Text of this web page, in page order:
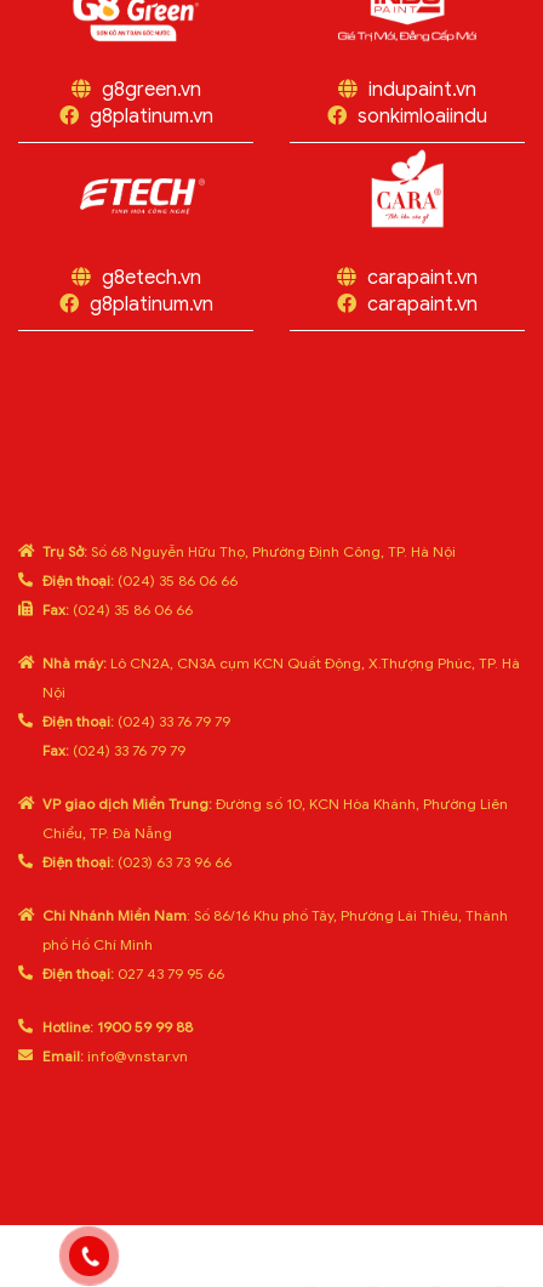
g8green.vn
g8platinum.vn
indupaint.vn
sonkimloaiindu
g8etech.vn
g8platinum.vn
carapaint.vn
carapaint.vn
Trụ Sở: Số 68 Nguyễn Hữu Thọ, Phường Định Công, TP. Hà Nội
Điện thoại: (024) 35 86 06 66
Fax: (024) 35 86 06 66
Nhà máy: Lô CN2A, CN3A cụm KCN Quất Động, X.Thượng Phúc, TP. Hà
Nội
Điện thoại: (024) 33 76 79 79
Fax: (024) 33 76 79 79
VP giao dịch Miền Trung: Đường số 10, KCN Hòa Khánh, Phường Liên
Chiểu, TP. Đà Nẵng
Điện thoại: (023) 63 73 96 66
Chi Nhánh Miền Nam: Số 86/16 Khu phố Tây, Phường Lái Thiêu, Thành
phố Hồ Chí Minh
Điện thoại: 027 43 79 95 66
Hotline: 1900 59 99 88
Email: info@vnstar.vn